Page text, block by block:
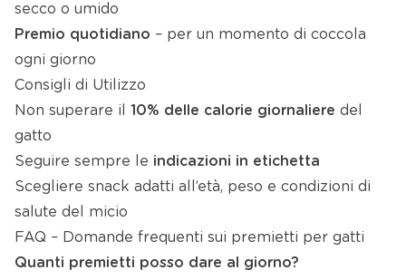
secco o umido
Premio quotidiano – per un momento di coccola
ogni giorno
Consigli di Utilizzo
Non superare il 10% delle calorie giornaliere del
gatto
Seguire sempre le indicazioni in etichetta
Scegliere snack adatti all’età, peso e condizioni di
salute del micio
FAQ – Domande frequenti sui premietti per gatti
Quanti premietti posso dare al giorno?